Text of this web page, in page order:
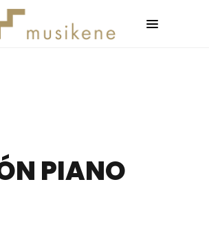
PIANO